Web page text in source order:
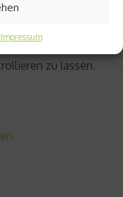
Impressum
dass die
nur
zu lassen.